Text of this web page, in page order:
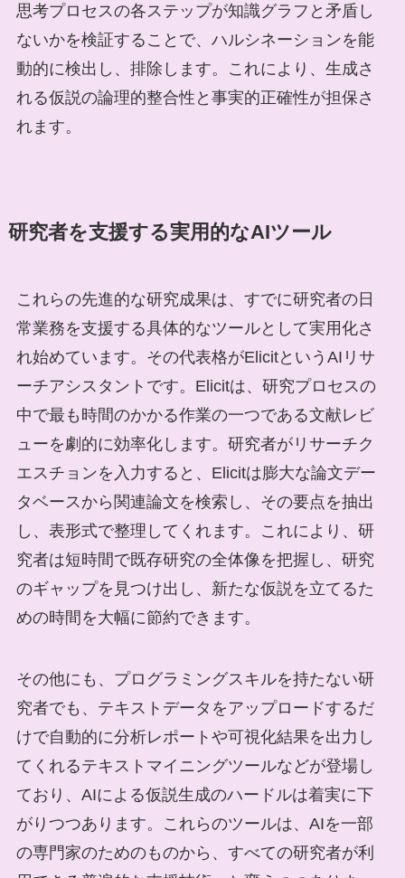
思考プロセスの各ステップが知識グラフと矛盾し
ないかを検証することで、ハルシネーションを能
動的に検出し、排除します。これにより、生成さ
れる仮説の論理的整合性と事実的正確性が担保さ
れます。
研究者を支援する実用的なAIツール
これらの先進的な研究成果は、すでに研究者の日
常業務を支援する具体的なツールとして実用化さ
れ始めています。その代表格がElicitというAIリサ
ーチアシスタントです。Elicitは、研究プロセスの
中で最も時間のかかる作業の一つである文献レビ
ューを劇的に効率化します。研究者がリサーチク
エスチョンを入力すると、Elicitは膨大な論文デー
タベースから関連論文を検索し、その要点を抽出
し、表形式で整理してくれます。これにより、研
究者は短時間で既存研究の全体像を把握し、研究
のギャップを見つけ出し、新たな仮説を立てるた
めの時間を大幅に節約できます。
その他にも、プログラミングスキルを持たない研
究者でも、テキストデータをアップロードするだ
けで自動的に分析レポートや可視化結果を出力し
てくれるテキストマイニングツールなどが登場し
ており、AIによる仮説生成のハードルは着実に下
がりつつあります。これらのツールは、AIを一部
の専門家のためのものから、すべての研究者が利